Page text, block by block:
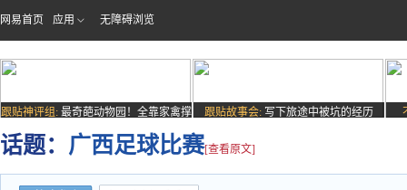
网易首页 应用 无障碍浏览
跟贴神评组: 最奇葩动物园！全靠家禽撑
场子
跟贴故事会: 写下旅途中被坑的经历
话题： 广西足球比赛[查看原文]